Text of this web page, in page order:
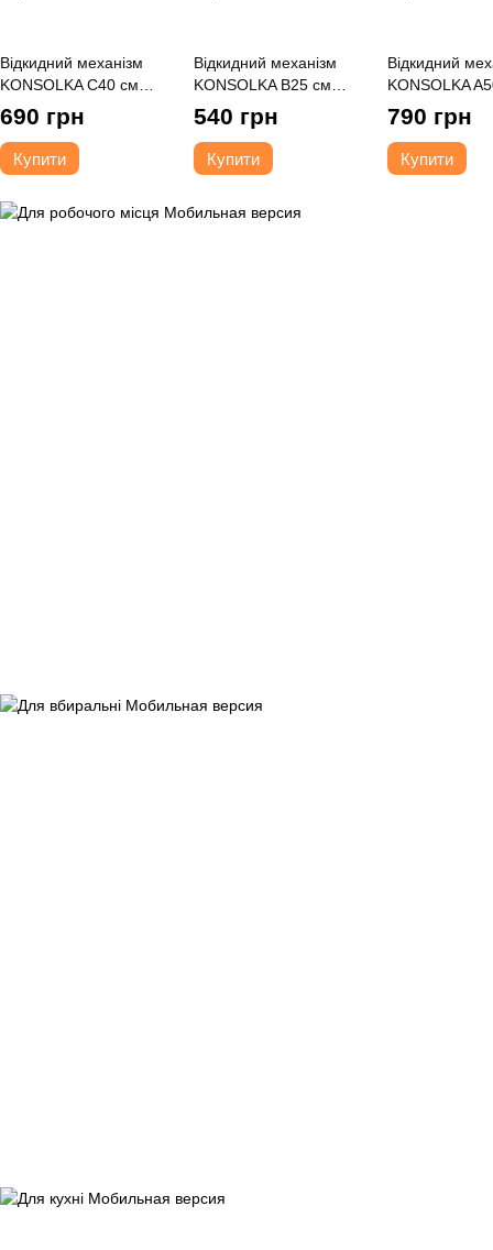
Відкидний механізм
KONSOLKA C40 см
(Чорна) - кронштейн,
консоль для відкидного
стола, полиці (Компл. 2
шт)
690 грн
Купити
Відкидний механізм
KONSOLKA B25 см
(Чорна) - кронштейн,
консоль для відкидного
стола, полиці (Компл. 2
шт)
540 грн
Купити
Відкидний
KONSOLKA
(Чорна) -
консоль для
стола,
шт)
790 грн
Купити